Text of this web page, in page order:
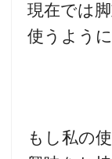
現在では
使うよう
もし私の